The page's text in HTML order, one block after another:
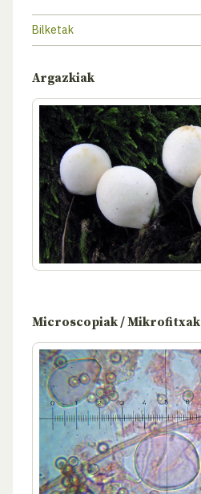
Bilketak
Argazkiak
Microscopiak / Mikrofitxak